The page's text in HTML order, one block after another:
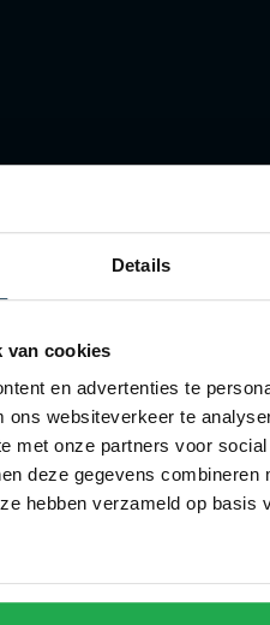
Details
van cookies
en advertenties te
ons websiteverkeer te
met onze partners voor
deze gegevens combineren
hebben verzameld op basis